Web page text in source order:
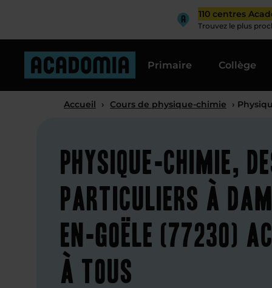
110 centres
Trouvez le plus
Primaire Collège
Accueil › Cours de physique-chimie ›
Physique-chimie,
particuliers à
en-Goële (77230)
à tous